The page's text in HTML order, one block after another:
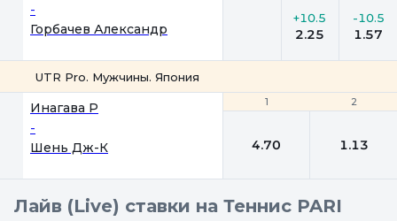
-
Горбачев Александр
+10.5
2.25
-10.5
1.57
UTR Pro. Мужчины. Япония
1 2
Инагава Р
-
Шень Дж-К
1 2
4.70 1.13
Лайв (Live) ставки на Теннис PARI